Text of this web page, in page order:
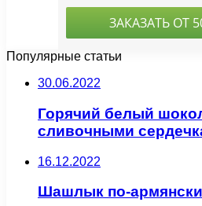
Популярные статьи
30.06.2022
Горячий белый
сливочными
16.12.2022
Шашлык по-